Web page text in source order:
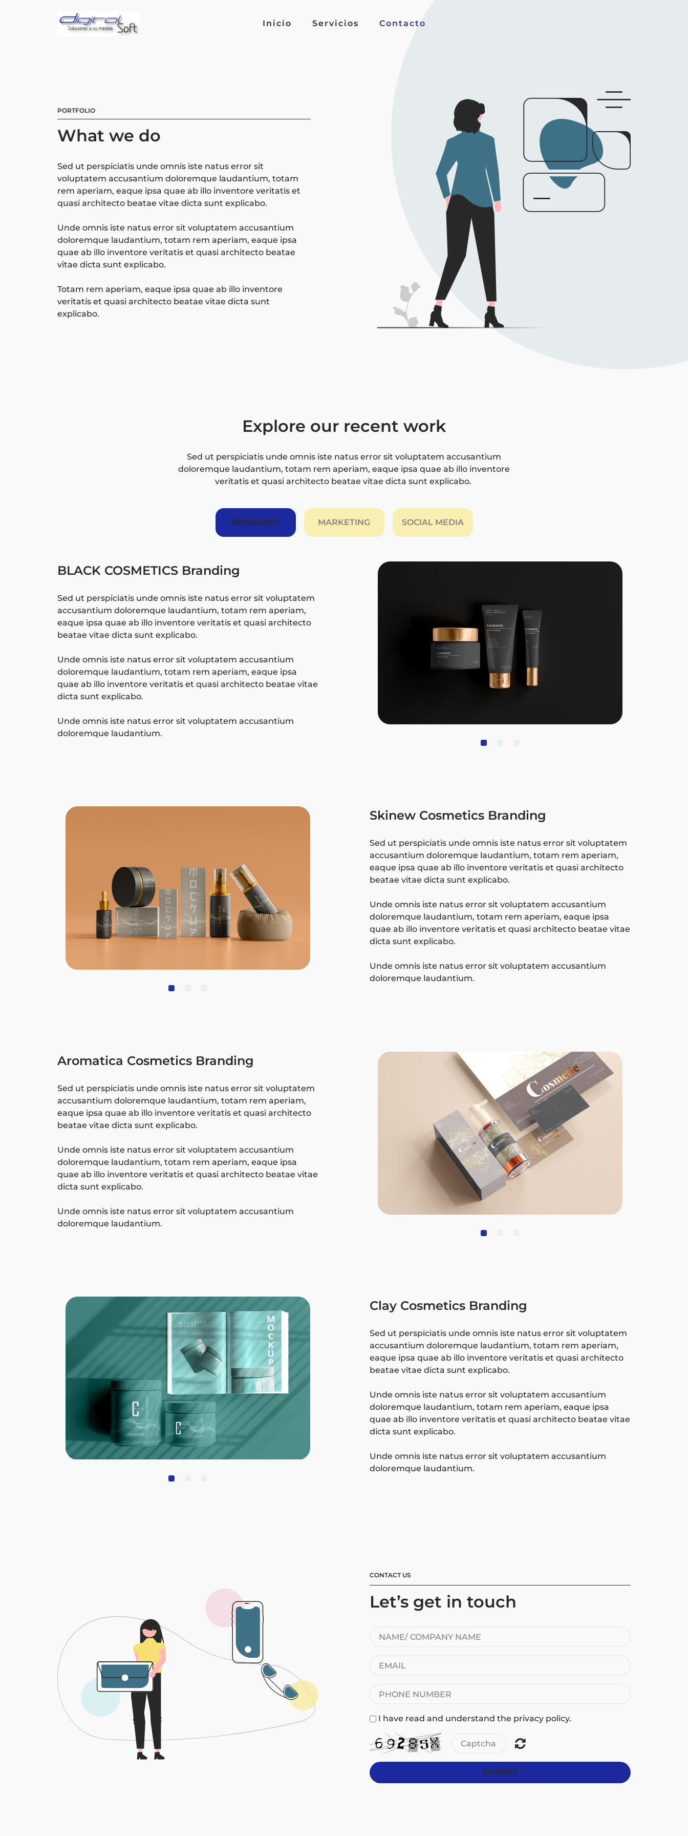
Inicio Servicios Contacto
PORTFOLIO
What we do
Sed ut perspiciatis unde omnis iste natus error sit
voluptatem accusantium doloremque laudantium, totam
rem aperiam, eaque ipsa quae ab illo inventore veritatis et
quasi architecto beatae vitae dicta sunt explicabo.
Unde omnis iste natus error sit voluptatem accusantium
doloremque laudantium, totam rem aperiam, eaque ipsa
quae ab illo inventore veritatis et quasi architecto beatae
vitae dicta sunt explicabo.
Totam rem aperiam, eaque ipsa quae ab illo inventore
veritatis et quasi architecto beatae vitae dicta sunt
explicabo.
Explore our recent work
Sed ut perspiciatis unde omnis iste natus error sit voluptatem accusantium
doloremque laudantium, totam rem aperiam, eaque ipsa quae ab illo inventore
veritatis et quasi architecto beatae vitae dicta sunt explicabo.
BRANDING
BLACK COSMETICS Branding
Sed ut perspiciatis unde omnis iste natus error sit voluptatem
accusantium doloremque laudantium, totam rem aperiam,
eaque ipsa quae ab illo inventore veritatis et quasi architecto
beatae vitae dicta sunt explicabo.
Unde omnis iste natus error sit voluptatem accusantium
doloremque laudantium, totam rem aperiam, eaque ipsa
quae ab illo inventore veritatis et quasi architecto beatae vitae
dicta sunt explicabo.
Unde omnis iste natus error sit voluptatem accusantium
doloremque laudantium.
Skinew Cosmetics Branding
Sed ut perspiciatis unde omnis iste natus error sit voluptatem
accusantium doloremque laudantium, totam rem aperiam,
eaque ipsa quae ab illo inventore veritatis et quasi architecto
beatae vitae dicta sunt explicabo.
Unde omnis iste natus error sit voluptatem accusantium
doloremque laudantium, totam rem aperiam, eaque ipsa
quae ab illo inventore veritatis et quasi architecto beatae vitae
dicta sunt explicabo.
Unde omnis iste natus error sit voluptatem accusantium
doloremque laudantium.
Aromatica Cosmetics Branding
Sed ut perspiciatis unde omnis iste natus error sit voluptatem
accusantium doloremque laudantium, totam rem aperiam,
eaque ipsa quae ab illo inventore veritatis et quasi architecto
beatae vitae dicta sunt explicabo.
Unde omnis iste natus error sit voluptatem accusantium
doloremque laudantium, totam rem aperiam, eaque ipsa
quae ab illo inventore veritatis et quasi architecto beatae vitae
dicta sunt explicabo.
Unde omnis iste natus error sit voluptatem accusantium
doloremque laudantium.
Clay Cosmetics Branding
Sed ut perspiciatis unde omnis iste natus error sit voluptatem
accusantium doloremque laudantium, totam rem aperiam,
eaque ipsa quae ab illo inventore veritatis et quasi architecto
beatae vitae dicta sunt explicabo.
Unde omnis iste natus error sit voluptatem accusantium
doloremque laudantium, totam rem aperiam, eaque ipsa
quae ab illo inventore veritatis et quasi architecto beatae vitae
dicta sunt explicabo.
Unde omnis iste natus error sit voluptatem accusantium
doloremque laudantium.
MARKETING SOCIAL MEDIA
CONTACT US
Let’s get in touch
I have read and understand the privacy policy.
SUBMIT